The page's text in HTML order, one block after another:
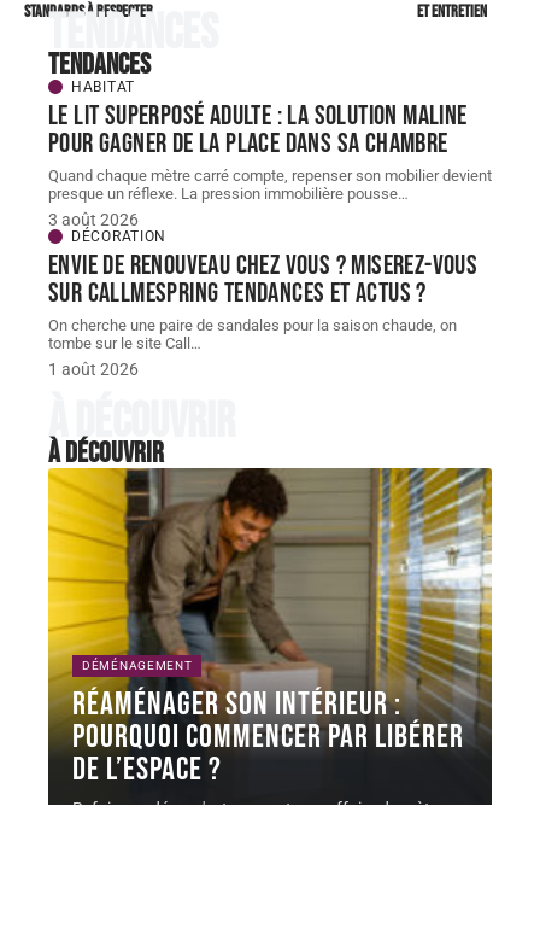
standards à respecter
et entretien
Tendances
Tendances
HABITAT
Le lit superposé adulte : la solution maline
pour gagner de la place dans sa chambre
Quand chaque mètre carré compte, repenser son mobilier devient
presque un réflexe. La pression immobilière pousse…
3 août 2026
DÉCORATION
Envie de renouveau chez vous ? Miserez-vous
sur Callmespring Tendances et actus ?
On cherche une paire de sandales pour la saison chaude, on
tombe sur le site Call…
1 août 2026
À découvrir
À découvrir
DÉMÉNAGEMENT
Réaménager son intérieur :
pourquoi commencer par libérer
de l’espace ?
Refaire sa déco, c'est souvent une affaire de mètres